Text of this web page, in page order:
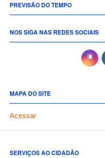
PREVISÃO DO TEMPO
NOS SIGA NAS REDES SOCIAIS
MAPA DO SITE
Acessar
SERVIÇOS AO CIDADÃO